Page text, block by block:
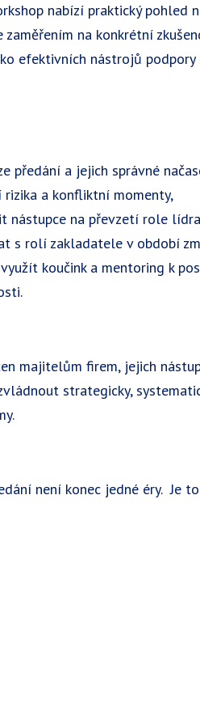
nabízí praktický pohled
zaměřením na konkrétní
efektivních nástrojů podpory
předání a jejich správné
rizika a konfliktní momenty,
nástupce na převzetí role
s rolí zakladatele v období
koučink a mentoring k
majitelům firem, jejich
strategicky,
není konec jedné éry. Je